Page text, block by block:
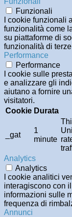
Funzionali
I cookie funzionali
funzionalità come
su piattaforme di
funzionalità di
Performance
Performance
I cookie sulle
e analizzare gli
aiutano a fornire
visitatori.
Cookie Durata
_gat
1
minute
Analytics
Analytics
I cookie analitici
interagiscono con
informazioni sulle
frequenza di
Annunci